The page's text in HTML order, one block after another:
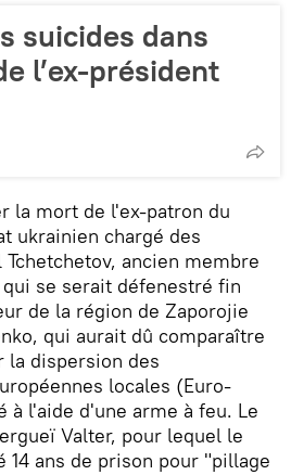
suicides dans
l’ex-président
la mort de l'ex-patron du
ukrainien chargé des
ancien membre
se serait défenestré fin
de la région de Zaporojie
qui aurait dû comparaître
la dispersion des
locales (Euro-
à l'aide d'une arme à feu. Le
Valter, pour lequel le
14 ans de prison pour "pillage